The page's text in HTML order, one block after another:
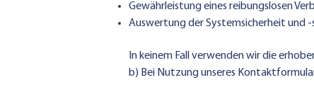
Gewährleistung eines reibungslosen
Auswertung der Systemsicherheit und
In keinem Fall verwenden wir die
b) Bei Nutzung unseres